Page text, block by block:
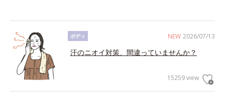
NEW 2026/07/13
ボディ
汗のニオイ対策、間違っていませんか？
15259 view